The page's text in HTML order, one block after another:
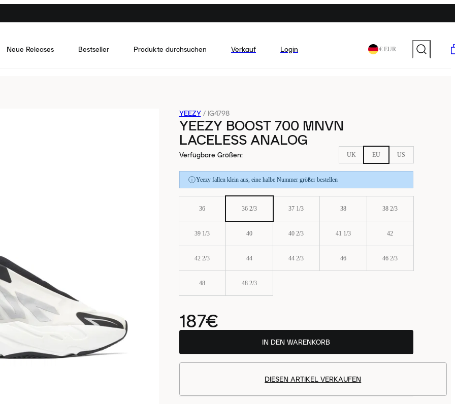
Neue Releases Bestseller Produkte durchsuchen Verkauf Login € EUR
YEEZY / IG4798
YEEZY BOOST 700 MNVN
LACELESS ANALOG
Verfügbare Größen: UK EU US
Yeezy fallen klein aus, eine halbe Nummer größer bestellen
36 36 2/3 37 1/3 38 38 2/3
39 1/3 40 40 2/3 41 1/3 42
42 2/3 44 44 2/3 46 46 2/3
48 48 2/3
187€
IN DEN WARENKORB
DIESEN ARTIKEL VERKAUFEN